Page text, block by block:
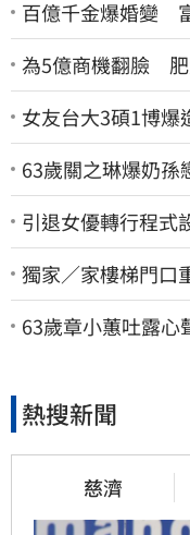
百億千金爆婚變
為5億商機翻臉 肥
女友台大3碩1博爆
63歲關之琳爆奶孫
引退女優轉行程
獨家／家樓梯門口
命 「最新傷況」
63歲章小蕙吐露心
熱搜新聞
慈濟